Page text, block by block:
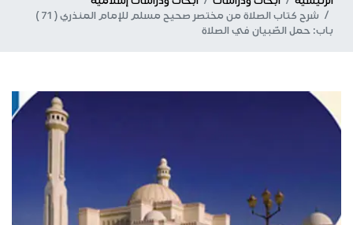
شرح كتاب الصلاة من مختصر صحيح مسلم للإمام المنذري ( 71 )
باب: حمل الصّبيان في الصلاة